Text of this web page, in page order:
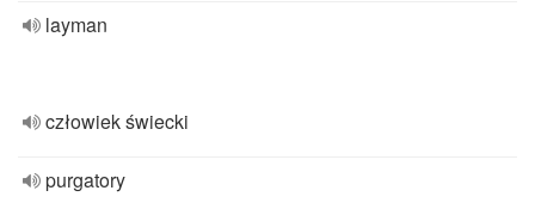
layman
człowiek świecki
purgatory